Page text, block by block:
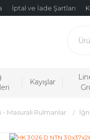
İptal ve İade Şartları
Kayışlar
- Masuralı Rulmanlar